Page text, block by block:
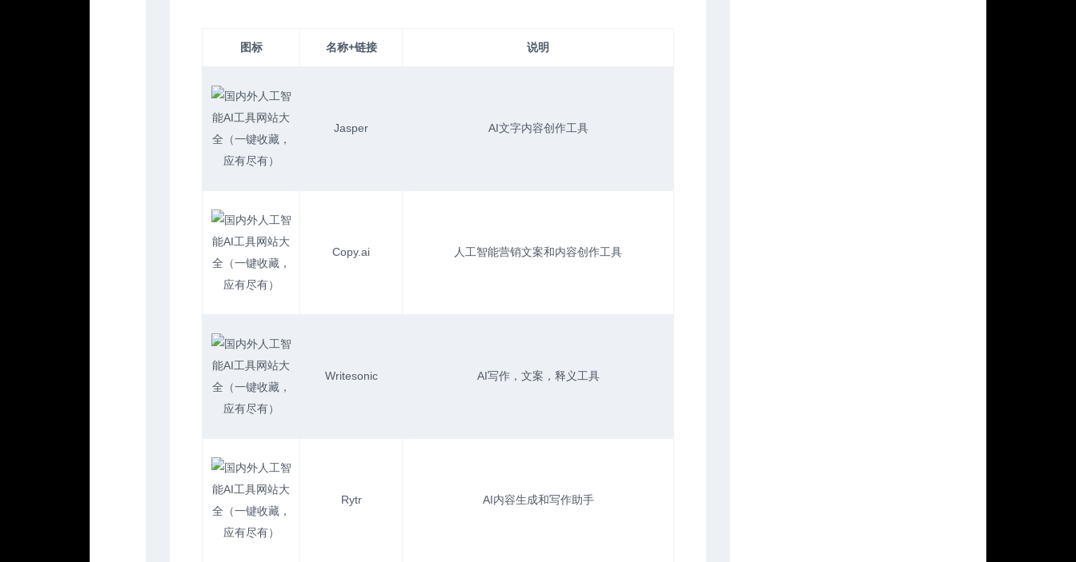
图标 名称+链接 说明
Jasper AI文字内容创作工具
Copy.ai 人工智能营销文案和内容创作工具
Writesonic AI写作，文案，释义工具
Rytr AI内容生成和写作助手